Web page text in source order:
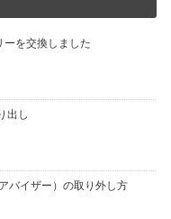
を交換しました
出し
バイザー）の取り外し方